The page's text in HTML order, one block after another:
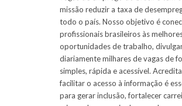
missão reduzir a taxa de
todo o país. Nosso objetivo é
profissionais brasileiros às
oportunidades de trabalho,
diariamente milhares de vagas de
simples, rápida e acessível.
facilitar o acesso à informação é
para gerar inclusão, fortalecer